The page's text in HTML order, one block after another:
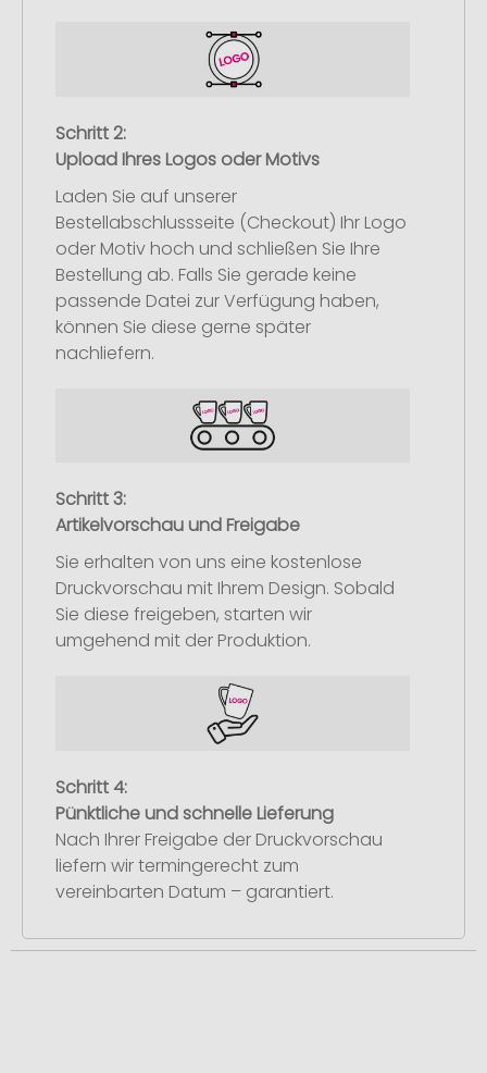
Schritt 2:
Upload Ihres Logos oder Motivs
Laden Sie auf unserer
Bestellabschlussseite (Checkout) Ihr Logo
oder Motiv hoch und schließen Sie Ihre
Bestellung ab. Falls Sie gerade keine
passende Datei zur Verfügung haben,
können Sie diese gerne später
nachliefern.
Schritt 3:
Artikelvorschau und Freigabe
Sie erhalten von uns eine kostenlose
Druckvorschau mit Ihrem Design. Sobald
Sie diese freigeben, starten wir
umgehend mit der Produktion.
Schritt 4:
Pünktliche und schnelle Lieferung
Nach Ihrer Freigabe der Druckvorschau
liefern wir termingerecht zum
vereinbarten Datum – garantiert.